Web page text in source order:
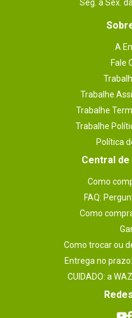
Seg. à Sex.
A
Fale
Trabalhe
Trabalhe
Trabalhe
Política
Central
Como
FAQ:
Como
Como trocar ou
Entrega no
CUIDADO: a